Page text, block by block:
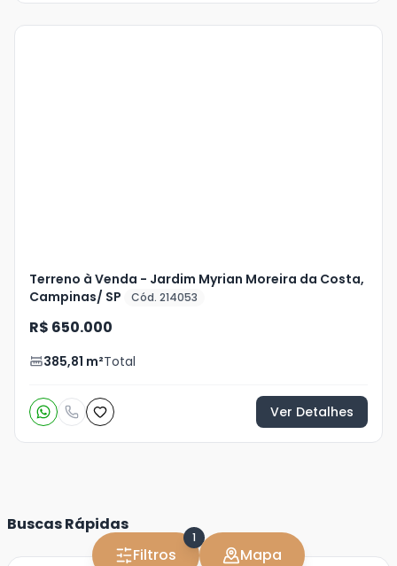
Filtros
1
Mapa
Terreno à Venda - Jardim Myrian Moreira da Costa,
Campinas/ SP
Cód. 214053
R$ 650.000
385,81 m²Total
Ver Detalhes
Buscas Rápidas